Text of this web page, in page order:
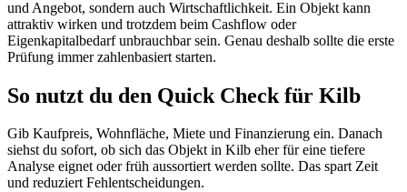
und Angebot, sondern auch Wirtschaftlichkeit. Ein Objekt kann
attraktiv wirken und trotzdem beim Cashflow oder
Eigenkapitalbedarf unbrauchbar sein. Genau deshalb sollte die erste
Prüfung immer zahlenbasiert starten.
So nutzt du den Quick Check für Kilb
Gib Kaufpreis, Wohnfläche, Miete und Finanzierung ein. Danach
siehst du sofort, ob sich das Objekt in Kilb eher für eine tiefere
Analyse eignet oder früh aussortiert werden sollte. Das spart Zeit
und reduziert Fehlentscheidungen.